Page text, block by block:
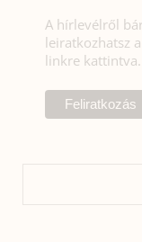
A hírlevélről
leiratkozhatsz
linkre kattintva.